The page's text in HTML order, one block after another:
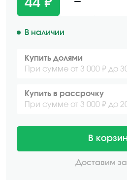
В наличии
Купить долями
При сумме от 3 000 ₽ до
Купить в рассрочку
При сумме от 3 000 ₽ до
В
Доставим